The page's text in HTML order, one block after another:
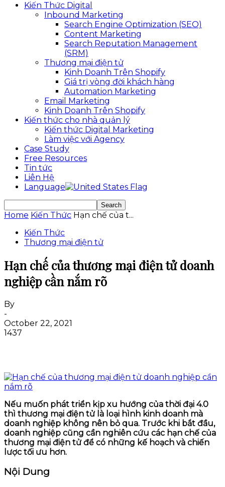
Kiến Thức Digital
Inbound Marketing
Search Engine Optimization (SEO)
Content Marketing
Search Reputation Management
(SRM)
Thương mại điện tử
Kinh Doanh Trên Shopify
Giá trị vòng đời khách hàng
Automation Marketing
Email Marketing
Kinh Doanh Trên Shopify
Kiến thức cho nhà quản lý
Kiến thức Digital Marketing
Làm việc với Agency
Case Study
Free Resources
Tin tức
Liên Hệ
Language
Home Kiến Thức Hạn chế của t...
Kiến Thức
Thương mại điện tử
Hạn chế của thương mại điện tử doanh
nghiệp cần nắm rõ
By
-
October 22, 2021
1437
Nếu muốn phát triển kịp xu hướng của thời đại 4.0
thì thương mại điện tử là loại hình kinh doanh mà
doanh nghiệp không nên bỏ qua. Trước khi bắt đầu,
doanh nghiệp cũng cần nghiên cứu các hạn chế của
thương mại điện tử để có những kế hoạch và chiến
lược tối ưu hơn.
Nội Dung